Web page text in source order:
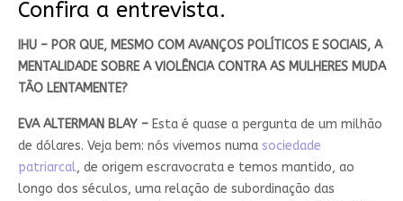
Confira a entrevista.
IHU – POR QUE, MESMO COM AVANÇOS POLÍTICOS E SOCIAIS, A
MENTALIDADE SOBRE A VIOLÊNCIA CONTRA AS MULHERES MUDA
TÃO LENTAMENTE?
EVA ALTERMAN BLAY – Esta é quase a pergunta de um milhão
de dólares. Veja bem: nós vivemos numa sociedade
patriarcal, de origem escravocrata e temos mantido, ao
longo dos séculos, uma relação de subordinação das